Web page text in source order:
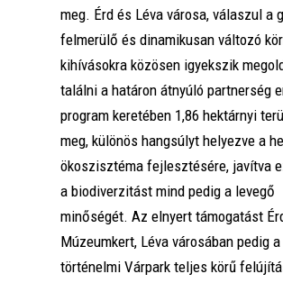
meg. Érd és Léva városa, válaszul a
felmerülő és dinamikusan változó
kihívásokra közösen igyekszik
találni a határon átnyúló partnerség
program keretében 1,86 hektárnyi
meg, különös hangsúlyt helyezve a
ökoszisztéma fejlesztésére, javítva
a biodiverzitást mind pedig a levegő
minőségét. Az elnyert támogatást
Múzeumkert, Léva városában pedig a
történelmi Várpark teljes körű